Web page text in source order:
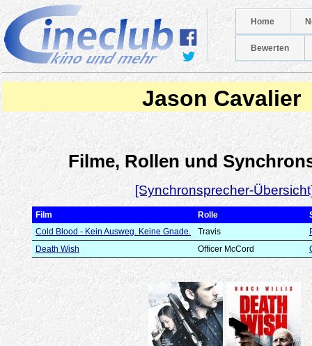
Home
Bewerten
Jason Cavalier
Filme, Rollen und
[Synchronsprecher-
Film Rolle
Cold Blood - Kein Ausweg. Keine Gnade.
Travis
Death Wish
Officer McCord